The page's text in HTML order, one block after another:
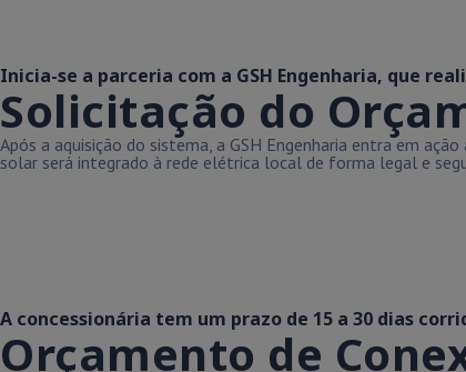
Inicia-se a parceria com a GSH Engenharia, que
Solicitação do
Após a aquisição do sistema, a GSH Engenharia entra em
solar será integrado à rede elétrica local de forma legal e
A concessionária tem um prazo de 15 a 30 dias
Orçamento de